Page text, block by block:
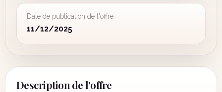
Date de publication de l'offre
11/12/2025
Description de l'offre